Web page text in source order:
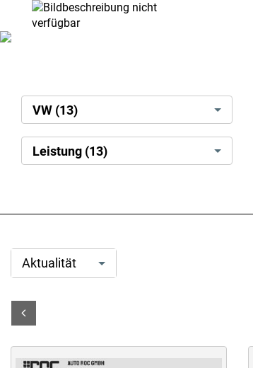
search[brand]
VW (13)
search[power
kw]
Leistung (13)
Option
auswählen
Aktualität